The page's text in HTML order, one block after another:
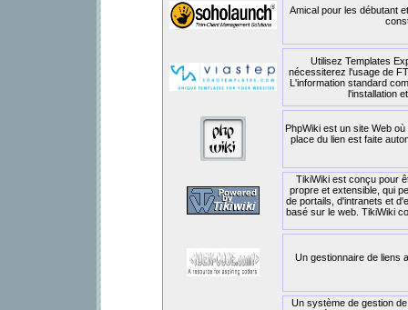
Amical pour les débutant
Utilisez Templates
nécessiterez l'usage de
L'information standard
l'installation
PhpWiki est un site Web
place du lien est faite
TikiWiki est conçu pour
propre et extensible, qui
de portails, d'intranets et
basé sur le web. TikiWiki
Un gestionnaire de liens
Un système de gestion